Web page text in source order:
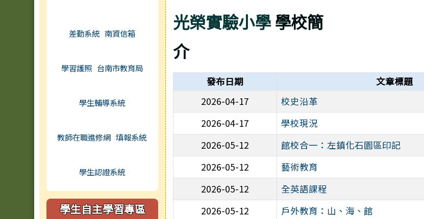
差勤系統 南資信箱
學習護照 台南市教育局
學生輔導系統
教師在職進修網 填報系統
學生認證系統
學生自主學習專區
光榮實驗小學學校簡
介
發布日期
文章標題
2026-04-17
校史沿革
2026-04-17
學校現況
2026-05-12
館校合一：左鎮化石園區印記
2026-05-12
藝術教育
2026-05-12
全英語課程
2026-05-12
戶外教育：山、海、館